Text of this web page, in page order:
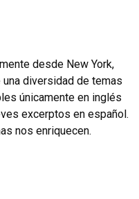
desde New York,
diversidad de temas
únicamente en inglés
excerptos en español.
nos enriquecen.